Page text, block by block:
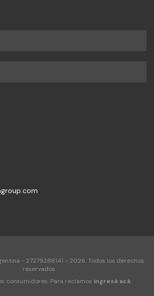
- 27279286141 - 2026. Todos los derechos
reservados.
consumidores. Para reclamos ingresá acá.